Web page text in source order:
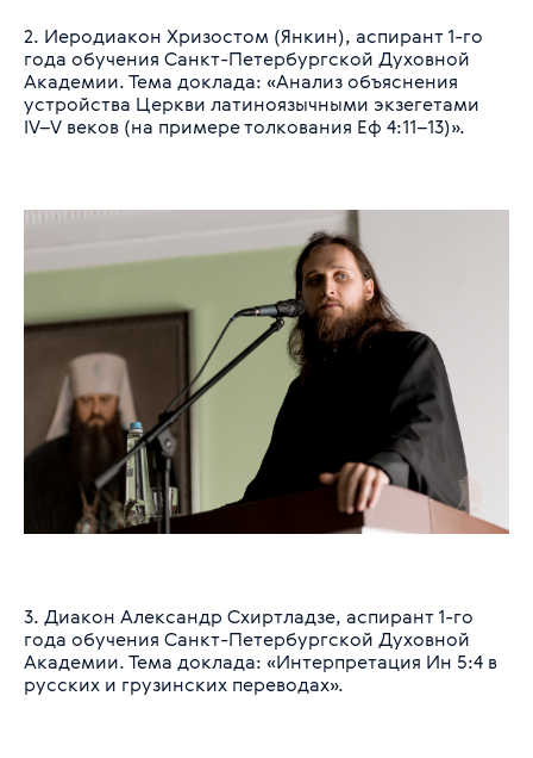
2. Иеродиакон Хризостом (Янкин), аспирант 1-го
года обучения Санкт-Петербургской Духовной
Академии. Тема доклада: «Анализ объяснения
устройства Церкви латиноязычными экзегетами
IV–V веков (на примере толкования Еф 4:11–13)».
3. Диакон Александр Схиртладзе, аспирант 1-го
года обучения Санкт-Петербургской Духовной
Академии. Тема доклада: «Интерпретация Ин 5:4 в
русских и грузинских переводах».